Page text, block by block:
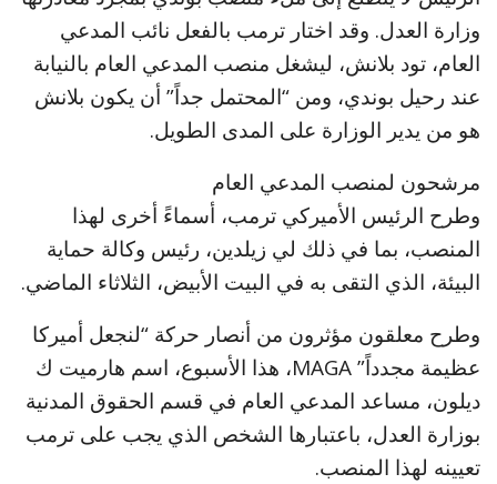
وزارة العدل. وقد اختار ترمب بالفعل نائب المدعي
العام، تود بلانش، ليشغل منصب المدعي العام بالنيابة
عند رحيل بوندي، ومن “المحتمل جداً” أن يكون بلانش
هو من يدير الوزارة على المدى الطويل.
مرشحون لمنصب المدعي العام
وطرح الرئيس الأميركي ترمب، أسماءً أخرى لهذا
المنصب، بما في ذلك لي زيلدين، رئيس وكالة حماية
البيئة، الذي التقى به في البيت الأبيض، الثلاثاء الماضي.
وطرح معلقون مؤثرون من أنصار حركة “لنجعل أميركا
عظيمة مجدداً” MAGA، هذا الأسبوع، اسم هارميت ك
ديلون، مساعد المدعي العام في قسم الحقوق المدنية
بوزارة العدل، باعتبارها الشخص الذي يجب على ترمب
تعيينه لهذا المنصب.